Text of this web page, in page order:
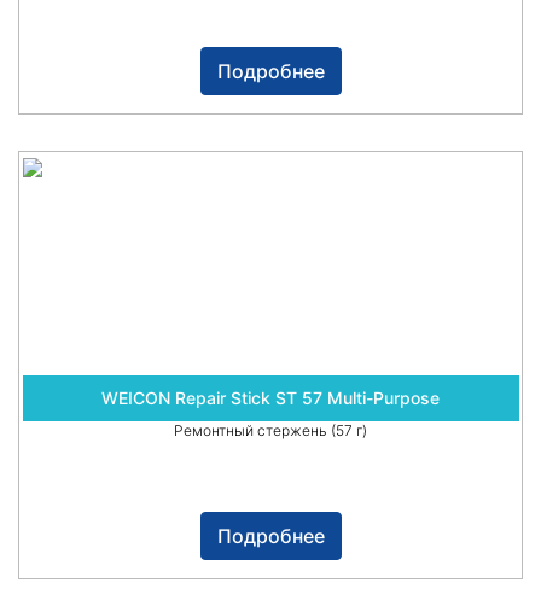
Подробнее
WEICON Repair Stick ST 57 Multi-Purpose
Ремонтный стержень (57 г)
Подробнее